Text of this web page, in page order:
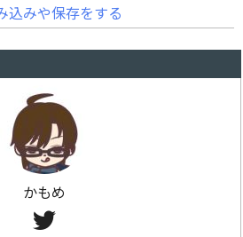
込みや保存をする
かもめ